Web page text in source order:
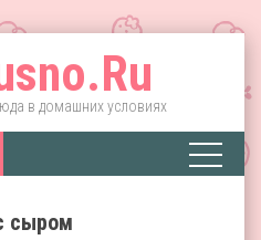
в домашних условиях
сыром